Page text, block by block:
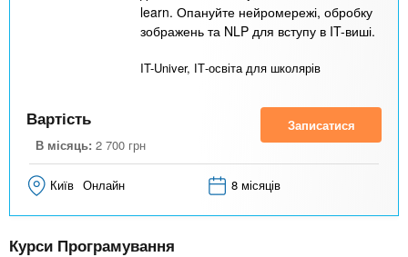
learn. Опануйте нейромережі, обробку
зображень та NLP для вступу в IT-виші.
IT-Univer, ІТ-освіта для школярів
Вартість
В місяць: 2 700 грн
Записатися
Київ Онлайн 8 місяців
Курси Програмування